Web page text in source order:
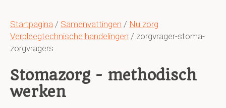
Startpagina / Samenvattingen / Nu zorg
Verpleegtechnische handelingen / zorgvrager-stoma-
zorgvragers
Stomazorg - methodisch
werken